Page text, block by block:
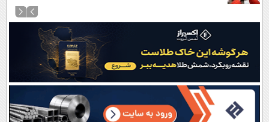
کردن
منو
نظرسنجی
آب و هوا
سواد زندگی